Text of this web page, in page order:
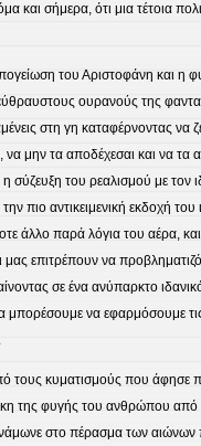
και σήμερα, ότι μια τέτοια
του Αριστοφάνη και η
ουρανούς της
στη γη καταφέρνοντας να
μην τα αποδέχεσαι και να τα
η σύζευξη του ρεαλισμού με τον
πιο αντικειμενική εκδοχή του
άλλο παρά λόγια του αέρα,
μας επιτρέπουν να
σε ένα ανύπαρκτο
μπορέσουμε να εφαρμόσουμε τις
τους κυματισμούς που άφησε
της φυγής του ανθρώπου από
στο πέρασμα των αιώνων